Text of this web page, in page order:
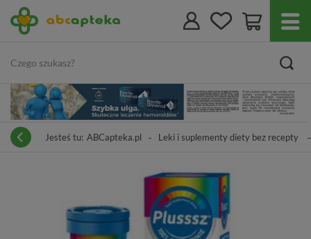
Jesteś tu: ABCapteka.pl Leki i suplementy diety bez recepty